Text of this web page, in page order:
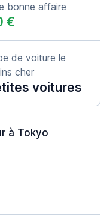
bonne affaire
€
de voiture le
cher
voitures
à Tokyo